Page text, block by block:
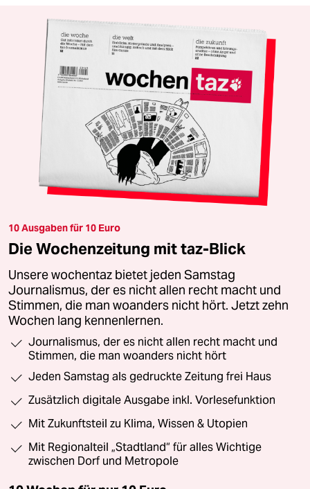
10 Ausgaben für 10 Euro
Die Wochenzeitung mit taz-Blick
Unsere wochentaz bietet jeden Samstag
Journalismus, der es nicht allen recht macht und
Stimmen, die man woanders nicht hört. Jetzt zehn
Wochen lang kennenlernen.
Journalismus, der es nicht allen recht macht und
Stimmen, die man woanders nicht hört
Jeden Samstag als gedruckte Zeitung frei Haus
Zusätzlich digitale Ausgabe inkl. Vorlesefunktion
Mit Zukunftsteil zu Klima, Wissen & Utopien
Mit Regionalteil „Stadtland“ für alles Wichtige
zwischen Dorf und Metropole